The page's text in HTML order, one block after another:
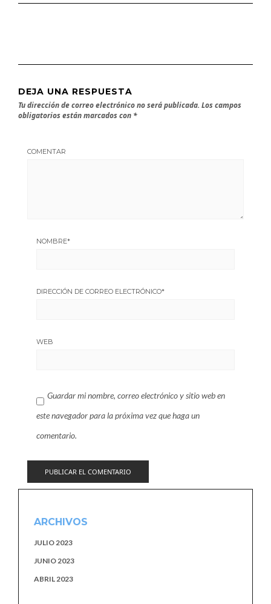
DEJA UNA RESPUESTA
Tu dirección de correo electrónico no será publicada. Los campos
obligatorios están marcados con *
COMENTAR
NOMBRE*
DIRECCIÓN DE CORREO ELECTRÓNICO*
WEB
Guardar mi nombre, correo electrónico y sitio web en
este navegador para la próxima vez que haga un
comentario.
ARCHIVOS
JULIO 2023
JUNIO 2023
ABRIL 2023